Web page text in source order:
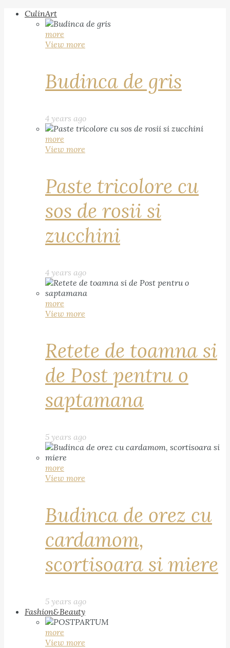
CulinArt
more
View more
Budinca de gris
4 years ago
more
View more
Paste tricolore cu
sos de rosii si
zucchini
4 years ago
more
View more
Retete de toamna si
de Post pentru o
saptamana
5 years ago
more
View more
Budinca de orez cu
cardamom,
scortisoara si miere
5 years ago
Fashion&Beauty
more
View more